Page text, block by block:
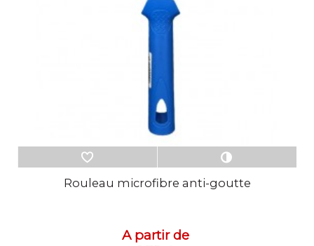
Rouleau microfibre anti-goutte
A partir de